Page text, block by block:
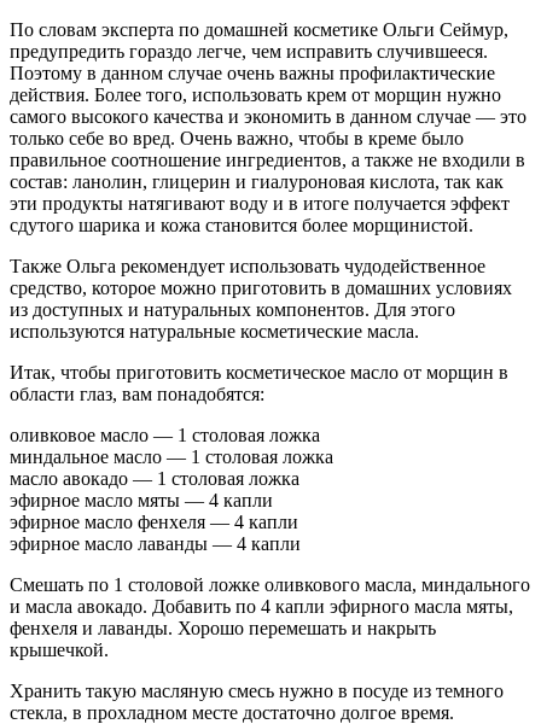
По словам эксперта по домашней косметике Ольги Сеймур,
предупредить гораздо легче, чем исправить случившееся.
Поэтому в данном случае очень важны профилактические
действия. Более того, использовать крем от морщин нужно
самого высокого качества и экономить в данном случае — это
только себе во вред. Очень важно, чтобы в креме было
правильное соотношение ингредиентов, а также не входили в
состав: ланолин, глицерин и гиалуроновая кислота, так как
эти продукты натягивают воду и в итоге получается эффект
сдутого шарика и кожа становится более морщинистой.
Также Ольга рекомендует использовать чудодейственное
средство, которое можно приготовить в домашних условиях
из доступных и натуральных компонентов. Для этого
используются натуральные косметические масла.
Итак, чтобы приготовить косметическое масло от морщин в
области глаз, вам понадобятся:
оливковое масло — 1 столовая ложка
миндальное масло — 1 столовая ложка
масло авокадо — 1 столовая ложка
эфирное масло мяты — 4 капли
эфирное масло фенхеля — 4 капли
эфирное масло лаванды — 4 капли
Смешать по 1 столовой ложке оливкового масла, миндального
и масла авокадо. Добавить по 4 капли эфирного масла мяты,
фенхеля и лаванды. Хорошо перемешать и накрыть
крышечкой.
Хранить такую масляную смесь нужно в посуде из темного
стекла, в прохладном месте достаточно долгое время.